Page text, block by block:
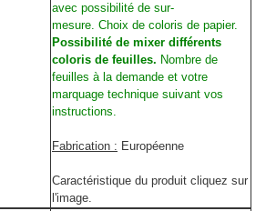
avec possibilité de sur-
mesure. Choix de coloris de papier.
Possibilité de mixer différents
coloris de feuilles. Nombre de
feuilles à la demande et votre
marquage technique suivant vos
instructions.
Fabrication : Européenne
Caractéristique du produit cliquez sur
l'image.